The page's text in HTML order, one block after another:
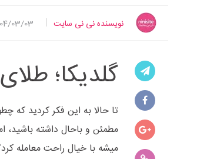
نویسنده نی نی سایت 03/03
گلدیکا؛
تا حالا به این فکر کردید که
مطمئن و باحال داشته
میشه با خیال راحت معامله